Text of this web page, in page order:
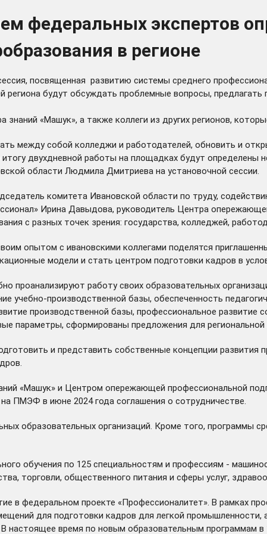
федеральных экспертов
в регионе
посвященная развитию системы среднего
региона будут обсуждать проблемные вопросы,
«Машук», а также коллеги из других регионов,
между собой колледжи и работодателей, обновить и
двухдневной работы на площадках будут определены
области Людмила Дмитриева на установочной сессии.
комитета Ивановской области по труду,
Ирина Давыдова, руководитель Центра
с разных точек зрения: государства, колледжей,
опытом с ивановскими коллегами поделятся
модели и стать центром подготовки кадров в
проанализируют работу своих образовательных
учебно-производственной базы, обеспеченность
производственной базы, профессиональное
параметры, сформированы предложения для региональной
и представить собственные концепции развития
«Машук» и Центром опережающей профессиональной
ПМЭФ в июне 2024 года соглашения о сотрудничестве.
образовательных организаций. Кроме того, программы
обучения по 125 специальностям и профессиям -
торговли, общественного питания и сферы услуг,
в федеральном проекте «Профессионалитет». В рамках
для подготовки кадров для легкой
настоящее время по новым образовательным программам в